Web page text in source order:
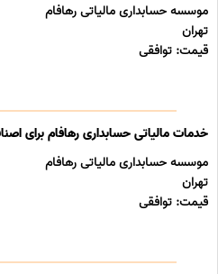
موسسه حسابداری مالیاتی رهافام
تهران
قیمت: توافقی
خدمات مالیاتی حسابداری رهافام برای
موسسه حسابداری مالیاتی رهافام
تهران
قیمت: توافقی